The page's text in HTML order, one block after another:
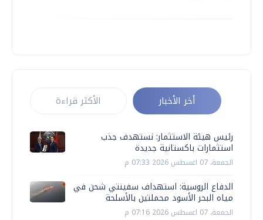
أخر الأخبار الأكثر قراءة
رئيس هيئة الاستثمار: نستهدف جذب
استثمارات باكستانية جديدة
الجمعة، 07 اغسطس 2026 07:33 م
الدفاع الروسية: استهداف سفينتي شحن في
مياه البحر الأسود محملتين بالأسلحة
الجمعة، 07 اغسطس 2026 07:16 م